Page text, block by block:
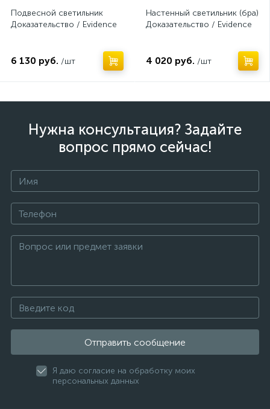
Подвесной светильник
Доказательство / Evidence
6 130 руб. /шт
Настенный светильник (бра)
Доказательство / Evidence
4 020 руб. /шт
Нужна консультация? Задайте
вопрос прямо сейчас!
Отправить сообщение
Я даю согласие на обработку моих
персональных данных